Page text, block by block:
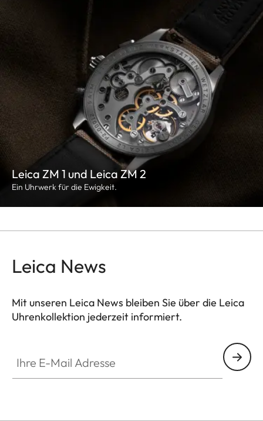
Leica ZM 1 und Leica ZM 2
Ein Uhrwerk für die Ewigkeit.
Leica News
Mit unseren Leica News bleiben Sie über die Leica
Uhrenkollektion jederzeit informiert.